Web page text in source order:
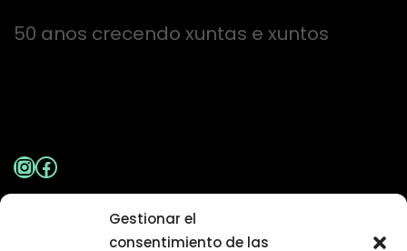
Gestionar el
consentimiento de las
50 anos crecendo xuntas e xuntos
Instagram
Facebook
Política de Privacidade